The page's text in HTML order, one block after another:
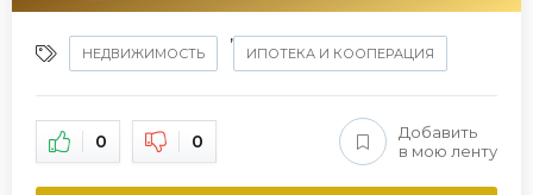
НЕДВИЖИМОСТЬ
,
ИПОТЕКА И КООПЕРАЦИЯ
0 0
Добавить
в мою ленту